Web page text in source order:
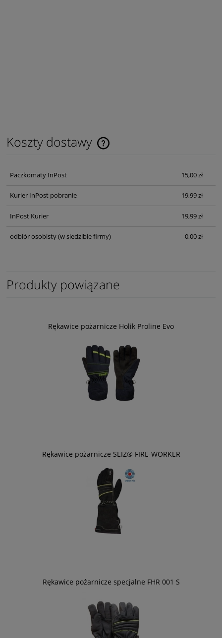
Koszty dostawy
Cena nie zawiera ewentualnych kosztów płatności
Paczkomaty InPost 15,00 zł
Kurier InPost pobranie 19,99 zł
InPost Kurier 19,99 zł
odbiór osobisty(w siedzibie firmy) 0,00 zł
Produkty powiązane
Rękawice pożarnicze Holik Proline Evo
Rękawice pożarnicze SEIZ® FIRE-WORKER
Rękawice pożarnicze specjalne FHR 001 S